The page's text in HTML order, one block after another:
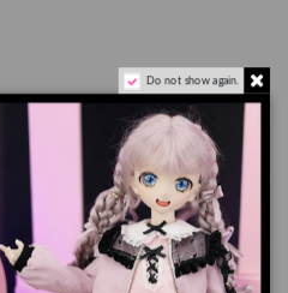
別
加入購物車
Do not show again.